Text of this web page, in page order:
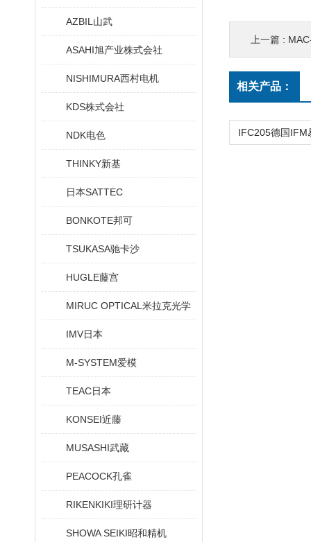
AZBIL山武
ASAHI旭产业株式会社
NISHIMURA西村电机
KDS株式会社
NDK电色
THINKY新基
日本SATTEC
BONKOTE邦可
TSUKASA驰卡沙
HUGLE藤宫
MIRUC OPTICAL米拉克光学
IMV日本
M-SYSTEM爱模
TEAC日本
KONSEI近藤
MUSASHI武藏
PEACOCK孔雀
RIKENKIKI理研计器
SHOWA SEIKI昭和精机
上一篇 : MAC-
相关产品：